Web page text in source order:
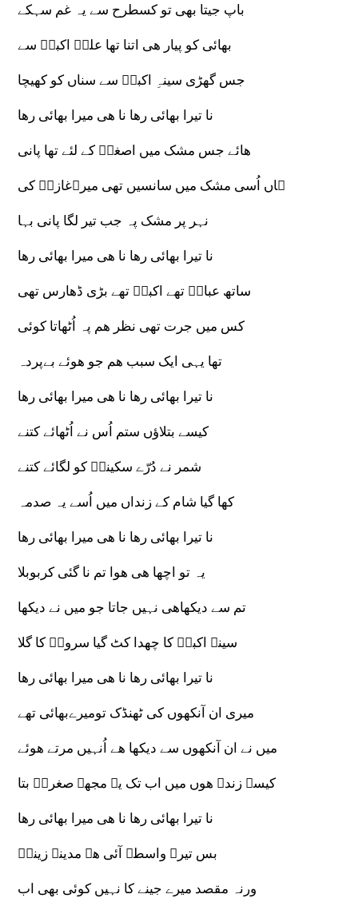
باپ جیتا بھی تو کسطرح سے یہ غم سہکے
بھائی کو پیار ھی اتنا تھا علیؑ اکبرؑ سے
جس گھڑی سینہِ اکبرؑ سے سناں کو کھیچا
نا تیرا بھائی رھا نا ھی میرا بھائی رھا
ھائے جس مشک میں اصغرؑ کے لئے تھا پانی
ہاں اُسی مشک میں سانسیں تھی میرےغازیؑ کی
نہر پر مشک پہ جب تیر لگا پانی بہا
نا تیرا بھائی رھا نا ھی میرا بھائی رھا
ساتھ عباسؑ تھے اکبرؑ تھے بڑی ڈھارس تھی
کس میں جرت تھی نظر ھم پہ اُٹھاتا کوئی
تھا یہی ایک سبب ھم جو ھوئے بےپردہ
نا تیرا بھائی رھا نا ھی میرا بھائی رھا
کیسے بتلاؤں ستم اُس نے اُٹھائے کتنے
شمر نے دُرّے سکینہؑ کو لگائے کتنے
کھا گیا شام کے زنداں میں اُسے یہ صدمہ
نا تیرا بھائی رھا نا ھی میرا بھائی رھا
یہ تو اچھا ھی ھوا تم نا گئی کربوبلا
تم سے دیکھاھی نہیں جاتا جو میں نے دیکھا
سینہ اکبرؑ کا چھدا کٹ گیا سرورؑ کا گلا
نا تیرا بھائی رھا نا ھی میرا بھائی رھا
میری ان آنکھوں کی ٹھنڈک تومیرےبھائی تھے
میں نے ان آنکھوں سے دیکھا ھے اُنہیں مرتے ھوئے
کیسے زندہ ھوں میں اب تک یہ مجھے صغراؑ بتا
نا تیرا بھائی رھا نا ھی میرا بھائی رھا
بس تیرے واسطے آئی ھے مدینے زینبؑ
ورنہ مقصد میرے جینے کا نہیں کوئی بھی اب